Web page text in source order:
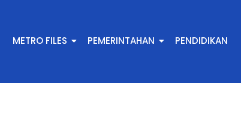
METRO FILES PEMERINTAHAN PENDIDIKAN